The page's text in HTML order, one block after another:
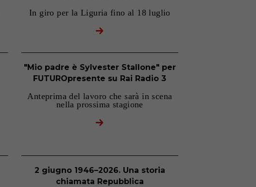
In giro per la Liguria fino al 18 luglio
"Mio padre è Sylvester Stallone" per
FUTUROpresente su Rai Radio 3
Anteprima del lavoro che sarà in scena
nella prossima stagione
2 giugno 1946–2026. Una storia
chiamata Repubblica